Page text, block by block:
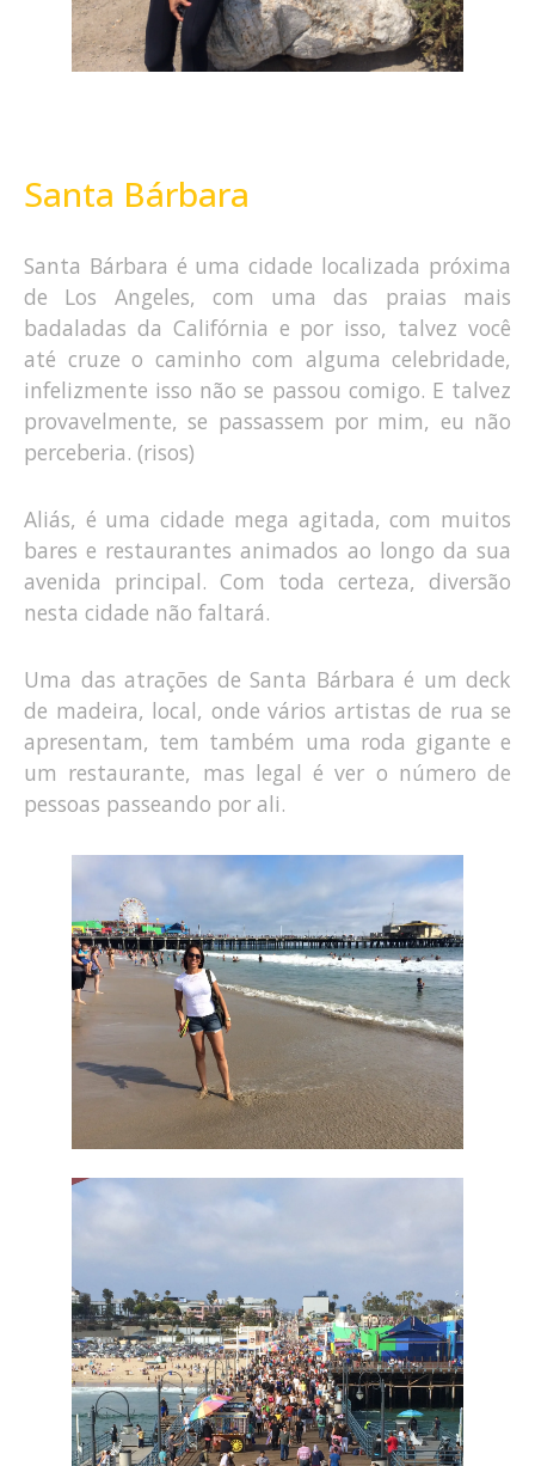
Santa Bárbara
Santa Bárbara é uma cidade localizada próxima
de Los Angeles, com uma das praias mais
badaladas da Califórnia e por isso, talvez você
até cruze o caminho com alguma celebridade,
infelizmente isso não se passou comigo. E talvez
provavelmente, se passassem por mim, eu não
perceberia. (risos)
Aliás, é uma cidade mega agitada, com muitos
bares e restaurantes animados ao longo da sua
avenida principal. Com toda certeza, diversão
nesta cidade não faltará.
Uma das atrações de Santa Bárbara é um deck
de madeira, local, onde vários artistas de rua se
apresentam, tem também uma roda gigante e
um restaurante, mas legal é ver o número de
pessoas passeando por ali.